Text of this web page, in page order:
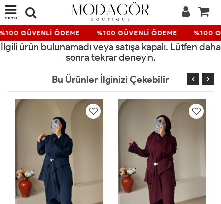
menü
GÜVENLİ ÖDEME %100 GÜVENLİ ÖDEME %100
İlgili ürün bulunamadı veya satışa kapalı. Lütfen daha
sonra tekrar deneyin.
Bu Ürünler İlginizi Çekebilir